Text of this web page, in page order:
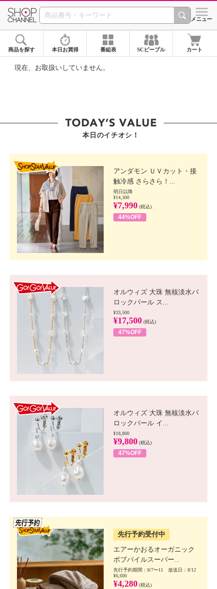
SHOP CHANNEL ショッ
メニュー
商品を探す 本日お買得 番組表 SCピープル カート
現在、お取扱いしていません。
本日のイチオシ！
アンダモン ＵＶカット・接
触冷感 さらさら！...
明日以降
¥14,300
¥7,990 (税込)
44%OFF
オルウィズ 大珠 無核淡水バ
ロックパール ス...
¥33,500
¥17,500 (税込)
47%OFF
オルウィズ 大珠 無核淡水バ
ロックパール イ...
¥18,800
¥9,800 (税込)
47%OFF
先行予約受付中
エアーかおるオーガニック
ボブパイルスーパー...
先行予約期間：8/7〜11 放送日：8/12
¥6,600
¥4,280 (税込)